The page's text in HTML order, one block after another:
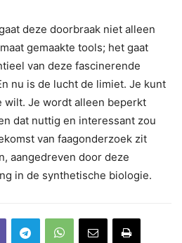
deze doorbraak niet alleen
gemaakte tools; het gaat
van deze fascinerende
nu is de lucht de limiet. Je kunt
wilt. Je wordt alleen beperkt
dat nuttig en interessant zou
van faagonderzoek zit
aangedreven door deze
in de synthetische biologie.